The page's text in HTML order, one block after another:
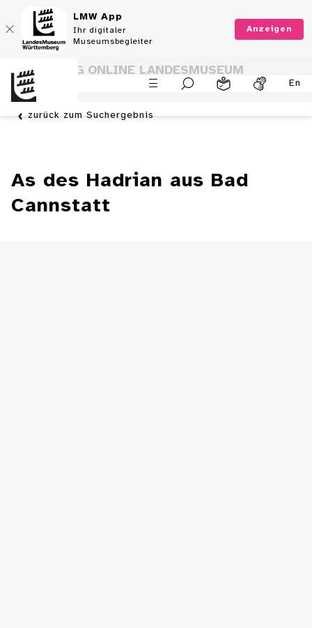
LMW App
Ihr digitaler
Museumsbegleiter
Anzeigen
En
SAMMLUNG ONLINE LANDESMUSEUM
WÜRTTEMBERG
zurück zum Suchergebnis
As des Hadrian aus Bad
Cannstatt